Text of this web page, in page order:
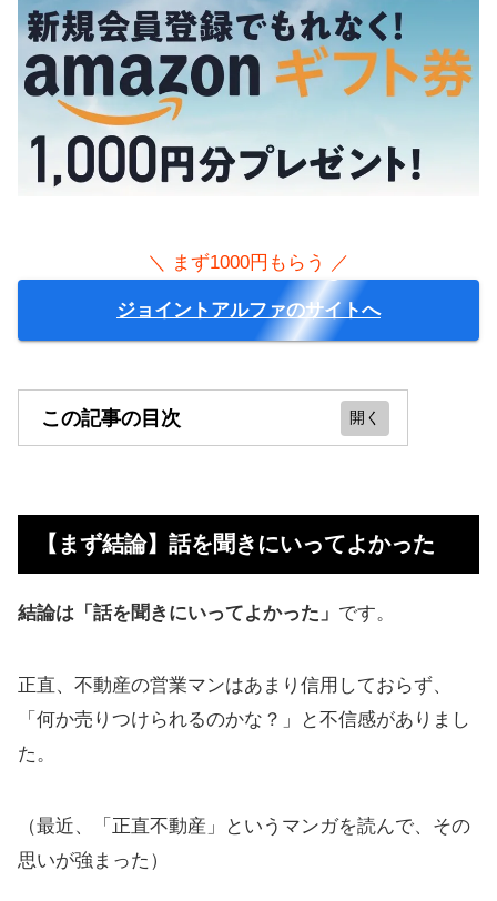
＼ まず1000円もらう ／
ジョイントアルファのサイトへ
この記事の目次
った
【では本題へ】エスアンドカンパニ
ンに有利
担保ありの安心案件に投資も可能
【まず結論】話を聞きにいってよかった
結論は「話を聞きにいってよかった」 です。
正直、不動産の営業マンはあまり信用しておらず、
「何か売りつけられるのかな？」と不信感がありまし
た。
（最近、「正直不動産」というマンガを読んで、その
思いが強まった）